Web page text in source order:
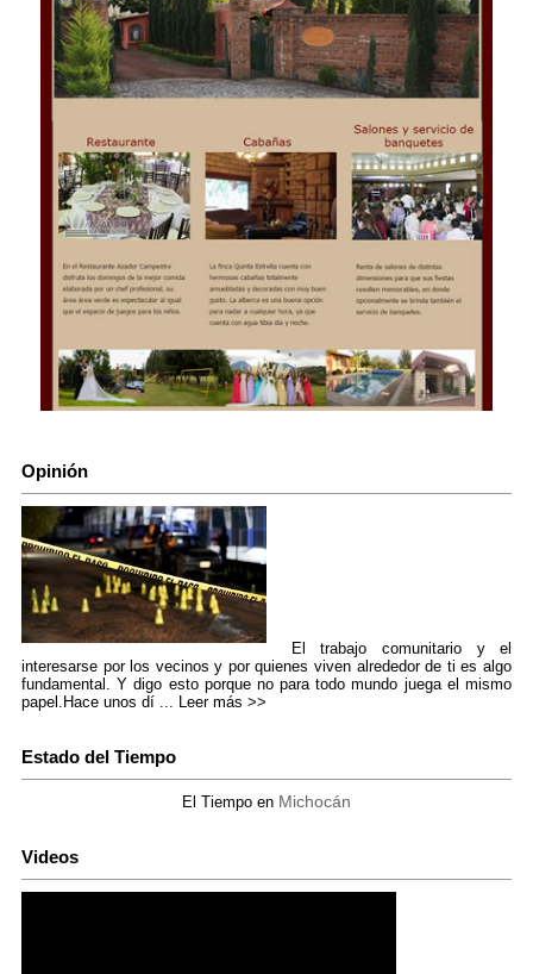
Opinión
El trabajo comunitario y el
interesarse por los vecinos y por quienes viven alrededor de ti es algo
fundamental. Y digo esto porque no para todo mundo juega el mismo
papel.Hace unos dí ... Leer más >>
Estado del Tiempo
El Tiempo en Michocán
Videos